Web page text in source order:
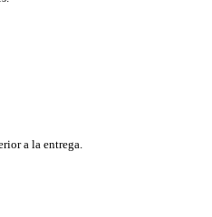
a la entrega.